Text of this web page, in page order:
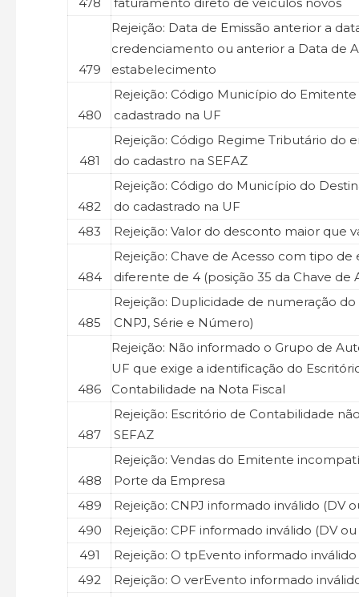
479
Rejeição: Data de Emissão anterior a
credenciamento ou anterior a Data de
estabelecimento
480
Rejeição: Código Município do
cadastrado na UF
481
Rejeição: Código Regime Tributário do
do cadastro na SEFAZ
482
Rejeição: Código do Município do
do cadastrado na UF
483
Rejeição: Valor do desconto maior que
484
Rejeição: Chave de Acesso com tipo de
diferente de 4 (posição 35 da Chave de
485
Rejeição: Duplicidade de numeração do
CNPJ, Série e Número)
486
Rejeição: Não informado o Grupo de
UF que exige a identificação do
Contabilidade na Nota Fiscal
487
Rejeição: Escritório de Contabilidade
SEFAZ
488
Rejeição: Vendas do Emitente
Porte da Empresa
489
Rejeição: CNPJ informado inválido (DV
490
Rejeição: CPF informado inválido (DV
491
Rejeição: O tpEvento informado inválido
492
Rejeição: O verEvento informado